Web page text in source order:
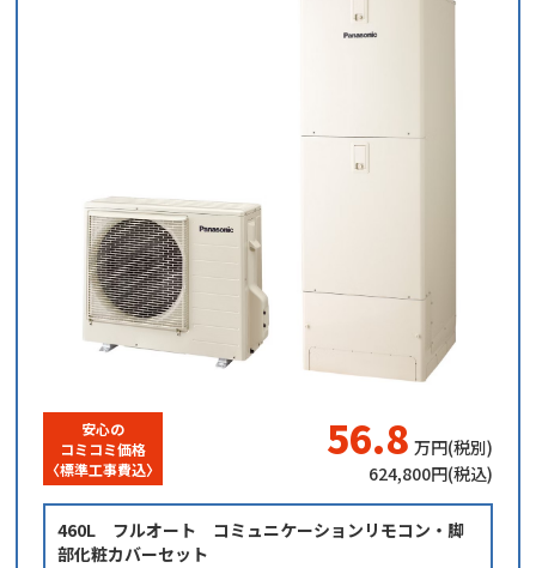
安心の
コミコミ価格
​〈標準工事費込〉
56.8 万円(税別)
624,800円(税込)
460L フルオート コミュニケーションリモコン・脚
部化粧カバーセット